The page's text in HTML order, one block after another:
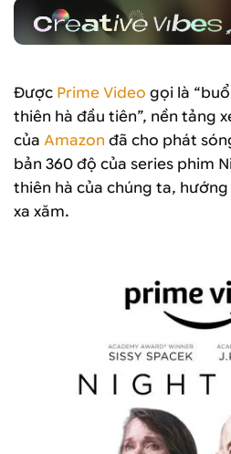
Được Prime Video gọi là
thiên hà đầu tiên”, nền tảng
của Amazon đã cho phát
bản 360 độ của series phim
thiên hà của chúng ta,
xa xăm.